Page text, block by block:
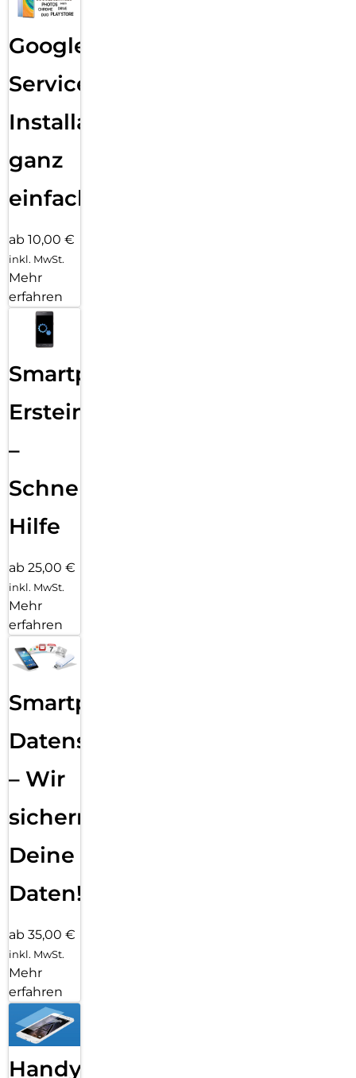
Google
Services
Installation
ganz
einfach
ab 10,00 €
inkl. MwSt.
Mehr
erfahren
Smartphone
Ersteinrichtung
–
Schnelle
Hilfe
ab 25,00 €
inkl. MwSt.
Mehr
erfahren
Smartphone
Datensicherung
– Wir
sichern
Deine
Daten!
ab 35,00 €
inkl. MwSt.
Mehr
erfahren
Handy